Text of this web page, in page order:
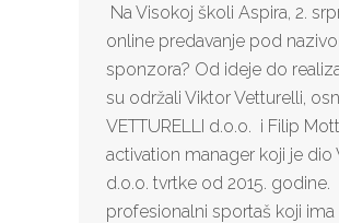
Na Visokoj školi Aspira, 2.
online predavanje pod
sponzora? Od ideje do
su održali Viktor Vetturelli,
VETTURELLI d.o.o. i Filip
activation manager koji je dio
d.o.o. tvrtke od 2015.
profesionalni sportaš koji